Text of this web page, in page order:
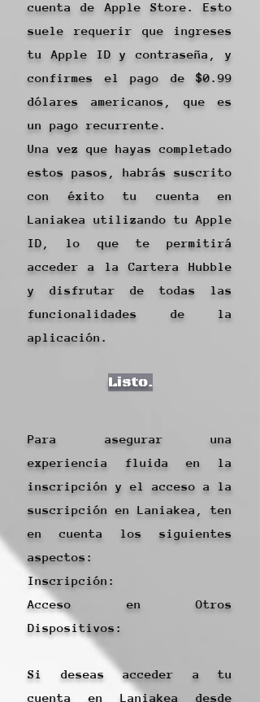
cuenta de Apple Store. Esto
suele requerir que ingreses
tu Apple ID y contraseña, y
confirmes el pago de $0.99
dólares americanos, que es
un pago recurrente.
Una vez que hayas completado
estos pasos, habrás suscrito
con éxito tu cuenta en
Laniakea utilizando tu Apple
ID, lo que te permitirá
acceder a la Cartera Hubble
y disfrutar de todas las
funcionalidades de la
aplicación.
Listo.
Para asegurar una
experiencia fluida en la
inscripción y el acceso a la
suscripción en Laniakea, ten
en cuenta los siguientes
aspectos:
Inscripción:​
Acceso en Otros
Dispositivos:
Si deseas acceder a tu
cuenta en Laniakea desde